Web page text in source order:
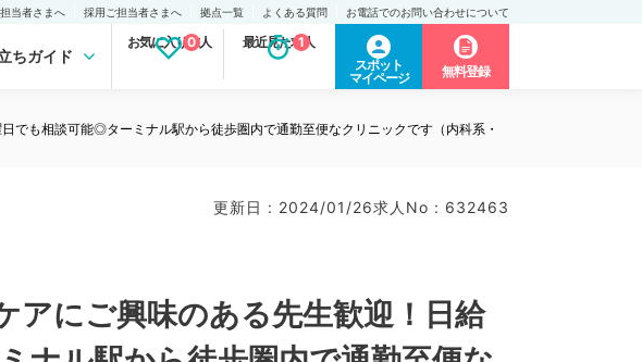
当者さまへ 採用ご担当者さまへ 拠点一覧 よくある質問 お電話でのお問い合わせについて
ちガイド
お気に入り求人
0 最近見た求人
1
スポット
マイページ
無料登録
でも相談可能◎ターミナル駅から徒歩圏内で通勤至便なクリニックです（内科系・
更新日 : 2024/01/26求人No : 632463
アにご興味のある先生歓迎！日給